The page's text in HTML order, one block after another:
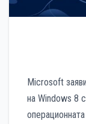
Microsoft
на Windows 8